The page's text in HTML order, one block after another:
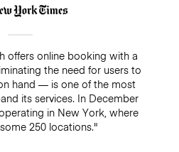
offers online booking with a
the need for users to
hand — is one of the most
its services. In December
in New York, where
250 locations."